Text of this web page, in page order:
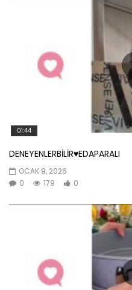
01:44
DENEYENLERBİLİR♥️EDAPARALI
OCAK 9, 2026
0
179 0